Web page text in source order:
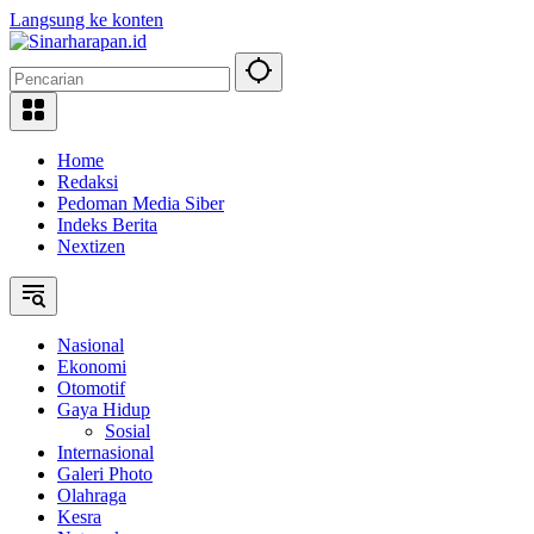
Langsung ke konten
Home
Redaksi
Pedoman Media Siber
Indeks Berita
Nextizen
Nasional
Ekonomi
Otomotif
Gaya Hidup
Sosial
Internasional
Galeri Photo
Olahraga
Kesra